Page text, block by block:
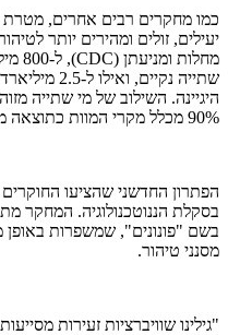
כמו מחקרים רבים אחרים,
יעילים, זולים ומהירים יותר
מחלות ומניעתן (CDC
),
שתייה
היגיינה. השילוב של מי שתייה
90% מכלל מקרי המוות כתוצאה ממחלות מעיים.
הפתרון החדשני שהציעו
בסקלת הננוטכנולוגיה. המחקר
בשם "פונונים", שמשפרות
מסנני טיהור.
"גילינו שוויברציות זעירות